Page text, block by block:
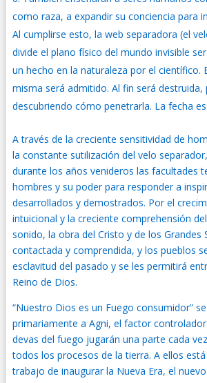
como raza, a expandir su conciencia para
Al cumplirse esto, la web separadora (el
divide el plano físico del mundo invisible
un hecho en la naturaleza por el científico.
misma será admitido. Al fin será destruida,
descubriendo cómo penetrarla. La fecha
A través de la creciente sensitividad de
la constante sutilización del velo
durante los años venideros las facultades
hombres y su poder para responder a
desarrollados y demostrados. Por el
intuicional y la creciente comprehensión
sonido, la obra del Cristo y de los Grandes
contactada y comprendida, y los pueblos
esclavitud del pasado y se les permitirá
Reino de Dios.
“Nuestro Dios es un Fuego consumidor”
primariamente a Agni, el factor
devas del fuego jugarán una parte cada
todos los procesos de la tierra. A ellos
trabajo de inaugurar la Nueva Era, el